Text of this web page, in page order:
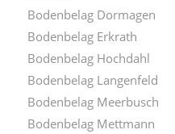
Bodenbelag Dormagen
Bodenbelag Erkrath
Bodenbelag Hochdahl
Bodenbelag Langenfeld
Bodenbelag Meerbusch
Bodenbelag Mettmann